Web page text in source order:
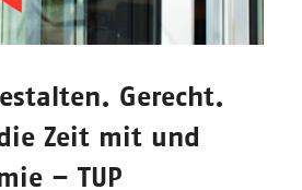
Gerecht.
Zeit mit und
– TUP